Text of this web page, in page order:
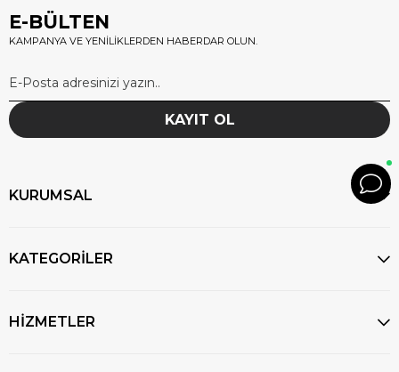
E-BÜLTEN
KAMPANYA VE YENİLİKLERDEN HABERDAR OLUN.
KAYIT OL
KURUMSAL
KATEGORİLER
HİZMETLER